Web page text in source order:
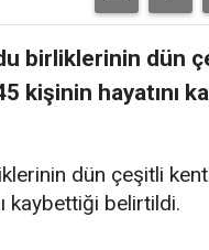
birliklerinin dün
kişinin hayatını
dün çeşitli
kaybettiği belirtildi.